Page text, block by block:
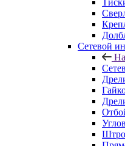
Сетевой